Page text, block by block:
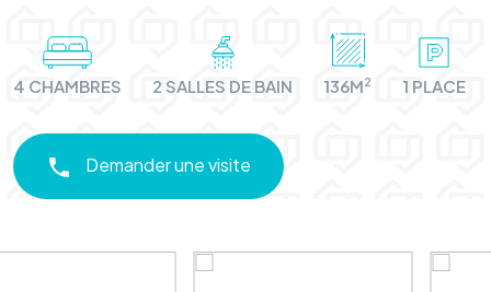
4 CHAMBRES 2 SALLES DE BAIN 136M2 1 PLACE
Demander une visite